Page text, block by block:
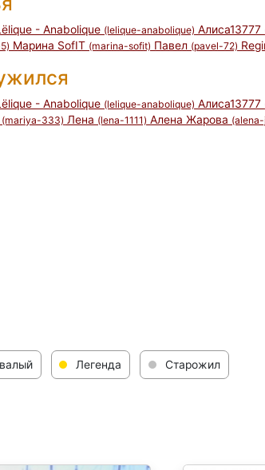
- Anabolique (lelique-anabolique) Алиса13777
Марина SofIT (marina-sofit) Павел (pavel-72)
- Anabolique (lelique-anabolique) Алиса13777
(mariya-333) Лена (lena-1111) Алена Жарова
Легенда Старожил